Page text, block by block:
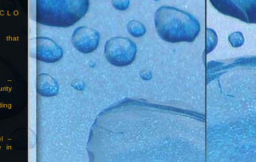
L O
that
–
–
in